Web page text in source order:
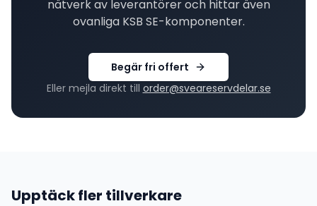
nätverk av leverantörer och hittar även
ovanliga KSB SE-komponenter.
Begär fri offert
Eller mejla direkt till order@sveareservdelar.se
Upptäck fler tillverkare